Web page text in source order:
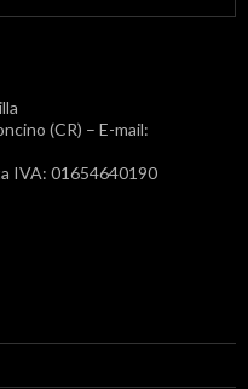
(CR) – E-mail:
IVA: 01654640190